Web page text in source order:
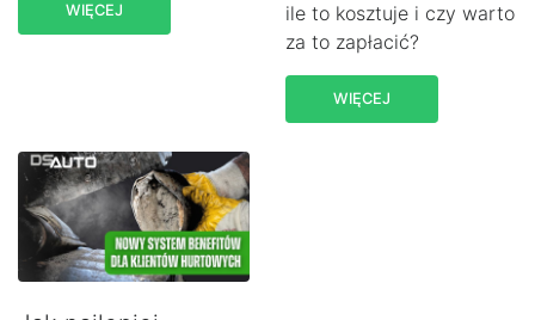
WIĘCEJ
ile to kosztuje i czy warto
za to zapłacić?
WIĘCEJ